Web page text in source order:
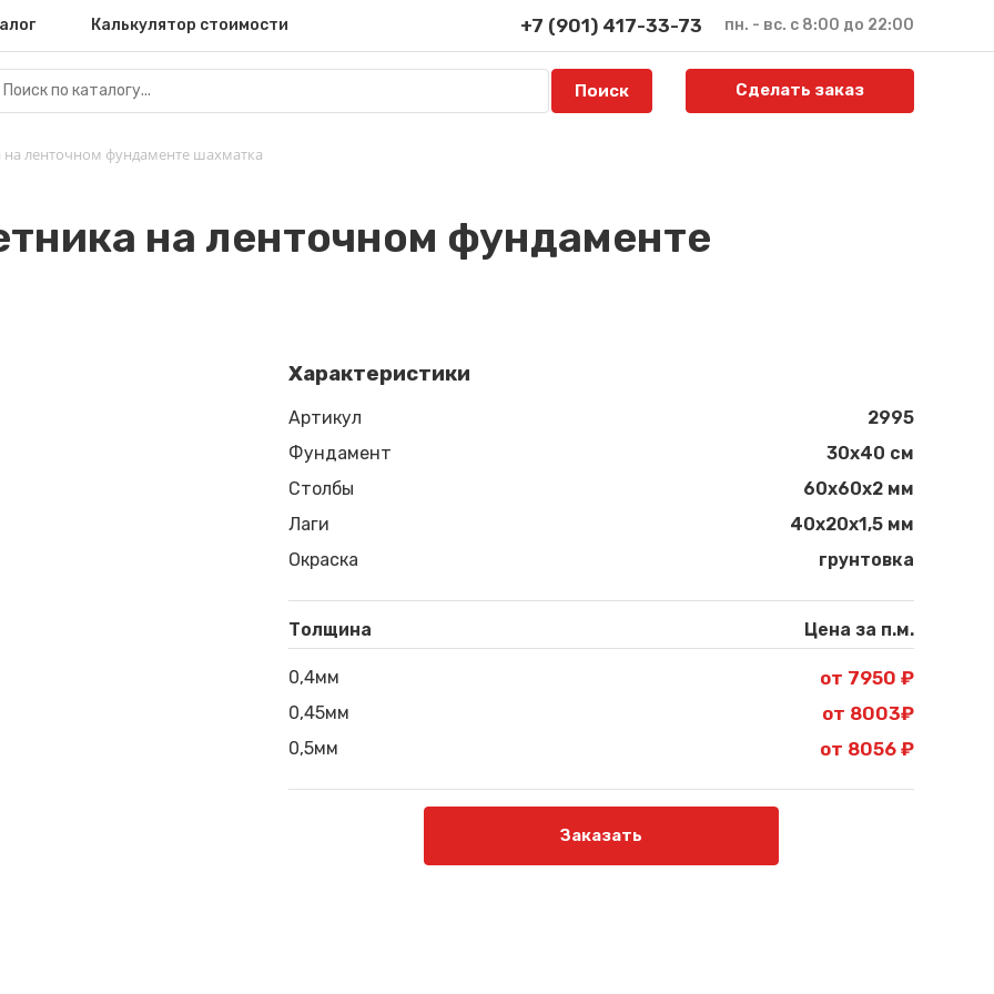
Калькулятор стоимости +7 (901) 417-33-73 пн. - вс. с 8:00 до 22:00
Сделать заказ
на ленточном фундаменте шахматка
на ленточном фундаменте
Характеристики
Артикул
2995
Фундамент
30x40 см
Столбы
60х60х2 мм
Лаги
40х20х1,5 мм
Окраска
грунтовка
Толщина Цена за п.м.
0,4мм от 7950 ₽
0,45мм от 8003₽
0,5мм от 8056 ₽
Заказать